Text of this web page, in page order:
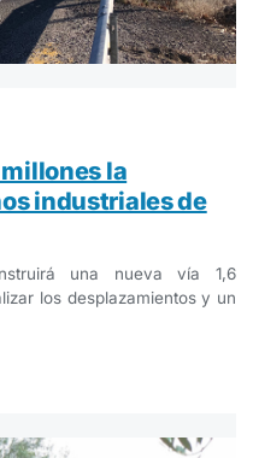
la
industriales de
una nueva vía 1,6
los desplazamientos y un